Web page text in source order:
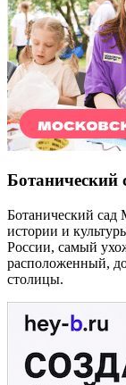
Ботанический
Ботанический
истории и
России, самый
расположенный,
столицы.